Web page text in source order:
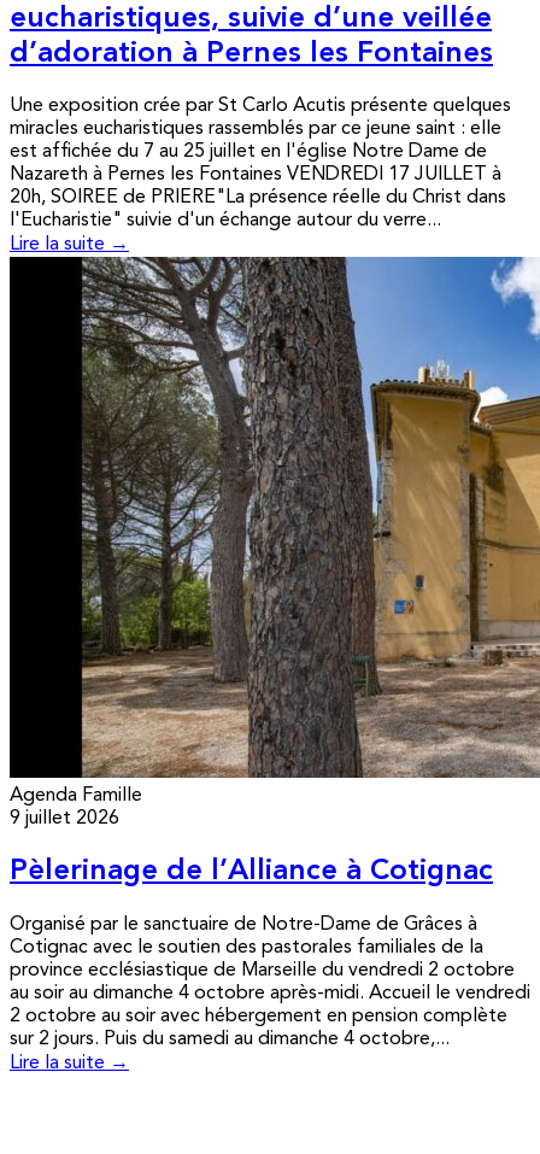
eucharistiques, suivie d’une veillée
d’adoration à Pernes les Fontaines
Une exposition crée par St Carlo Acutis présente quelques
miracles eucharistiques rassemblés par ce jeune saint : elle
est affichée du 7 au 25 juillet en l'église Notre Dame de
Nazareth à Pernes les Fontaines VENDREDI 17 JUILLET à
20h, SOIREE de PRIERE"La présence réelle du Christ dans
l'Eucharistie" suivie d'un échange autour du verre...
Lire la suite →
Agenda Famille
9 juillet 2026
Pèlerinage de l’Alliance à Cotignac
Organisé par le sanctuaire de Notre-Dame de Grâces à
Cotignac avec le soutien des pastorales familiales de la
province ecclésiastique de Marseille du vendredi 2 octobre
au soir au dimanche 4 octobre après-midi. Accueil le vendredi
2 octobre au soir avec hébergement en pension complète
sur 2 jours. Puis du samedi au dimanche 4 octobre,...
Lire la suite →